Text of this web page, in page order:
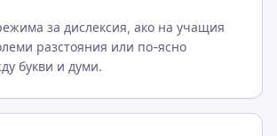
за дислексия, ако на учащия
разстояния или по-ясно
букви и думи.